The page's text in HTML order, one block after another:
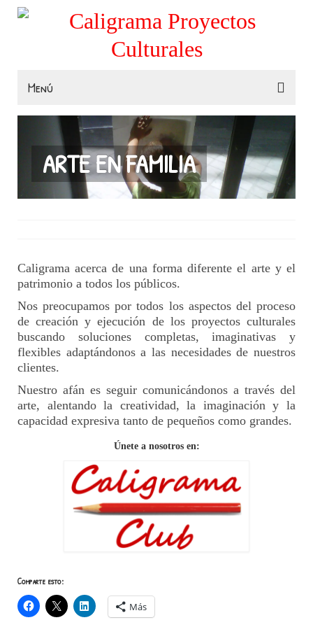
Menú
Familias
Colegios
Museos e Instituciones
ARTE EN FAMILIA
Caligrama acerca de una forma diferente el arte y el
patrimonio a todos los públicos.
Nos preocupamos por todos los aspectos del proceso
de creación y ejecución de los proyectos culturales
buscando soluciones completas, imaginativas y
flexibles adaptándonos a las necesidades de nuestros
clientes.
Nuestro afán es seguir comunicándonos a través del
arte, alentando la creatividad, la imaginación y la
capacidad expresiva tanto de pequeños como grandes.
Únete a nosotros en:
Comparte esto:
Más